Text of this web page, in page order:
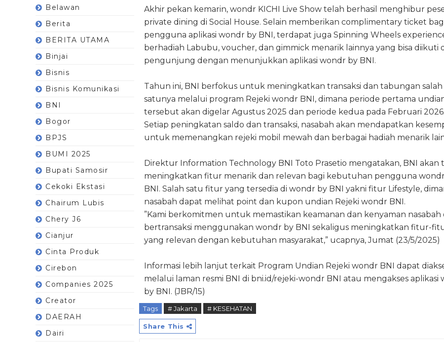
Belawan
Berita
BERITA UTAMA
Binjai
Bisnis
Bisnis Komunikasi
BNI
Bogor
BPJS
BUMI 2025
Bupati Samosir
Cekoki Ekstasi
Chairum Lubis
Chery J6
Cianjur
Cinta Produk
Cirebon
Companies 2025
Creator
DAERAH
Dairi
Akhir pekan kemarin, wondr KICHI Live Show telah berhasil menghibur
private dining di Social House. Selain memberikan complimentary ticket
pengguna aplikasi wondr by BNI, terdapat juga Spinning Wheels
berhadiah Labubu, voucher, dan gimmick menarik lainnya yang bisa diikuti
pengunjung dengan menunjukkan aplikasi wondr by BNI.
Tahun ini, BNI berfokus untuk meningkatkan transaksi dan tabungan salah
satunya melalui program Rejeki wondr BNI, dimana periode pertama
tersebut akan digelar Agustus 2025 dan periode kedua pada Februari 2026.
Setiap peningkatan saldo dan transaksi, nasabah akan mendapatkan
untuk memenangkan rejeki mobil mewah dan berbagai hadiah menarik
Direktur Information Technology BNI Toto Prasetio mengatakan, BNI akan
meningkatkan fitur menarik dan relevan bagi kebutuhan pengguna
BNI. Salah satu fitur yang tersedia di wondr by BNI yakni fitur Lifestyle,
nasabah dapat melihat point dan kupon undian Rejeki wondr BNI.
”Kami berkomitmen untuk memastikan keamanan dan kenyaman nasabah
bertransaksi menggunakan wondr by BNI sekaligus meningkatkan fitur-
yang relevan dengan kebutuhan masyarakat,” ucapnya, Jumat (23/5/2025)
Informasi lebih lanjut terkait Program Undian Rejeki wondr BNI dapat
melalui laman resmi BNI di bni.id/rejeki-wondr BNI atau mengakses aplikasi
by BNI. (JBR/15)
Tags # Jakarta # KESEHATAN
Share This